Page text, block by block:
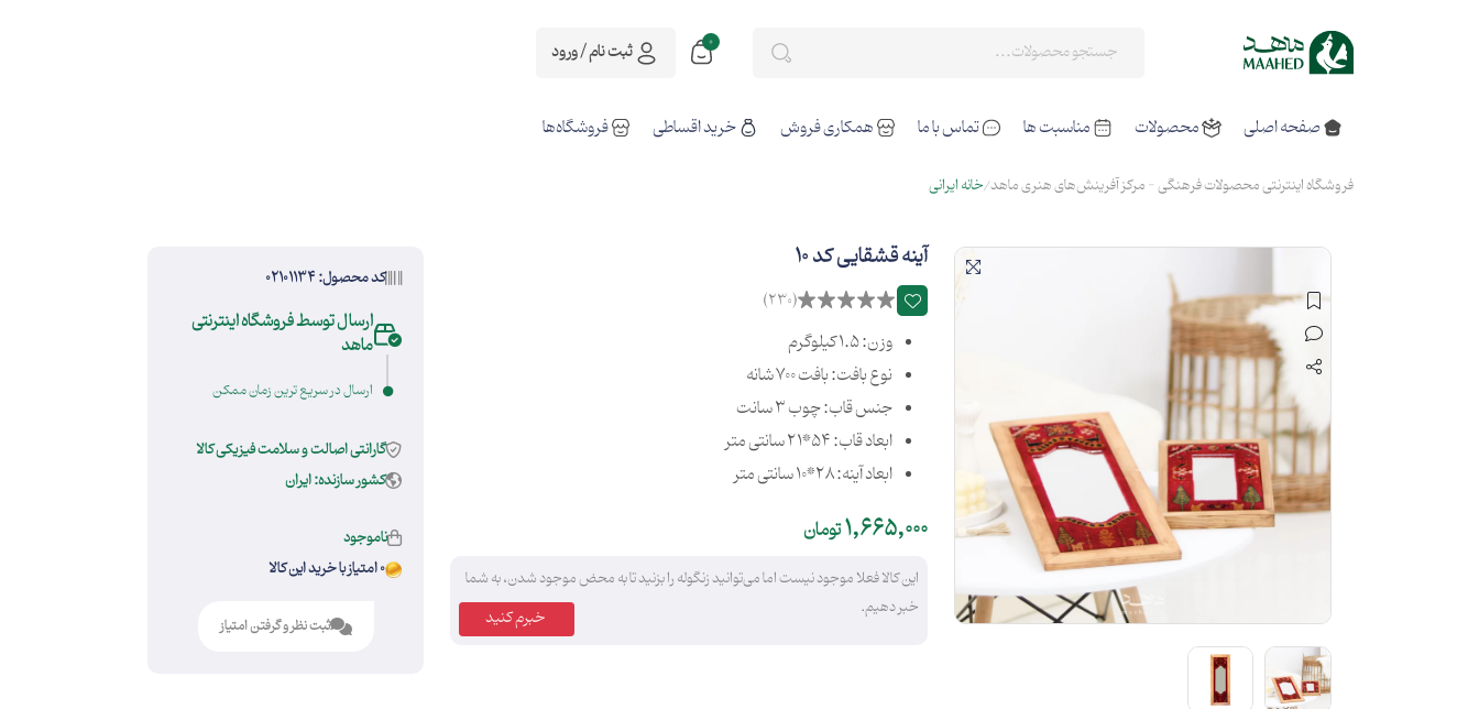
0 ثبت نام / ورود
صفحه اصلی محصولات مناسبت ها تماس با ما همکاری فروش خرید اقساطی فروشگاه‌ها
فروشگاه اینترنتی محصولات فرهنگی - مرکز آفرینش‌های هنری ماهد خانه ایرانی
آینه قشقایی کد 10
(230)
وزن: 1.5 کیلوگرم
نوع بافت: بافت 700 شانه
جنس قاب: چوب 3 سانت
ابعاد قاب: 54*21 سانتی متر
ابعاد آینه: 28*10 سانتی متر
1,665,000تومان
این کالا فعلا موجود نیست اما می‌توانید زنگوله را بزنید تا به محض موجود شدن، به شما
خبر دهیم.
کد محصول: 02101134
ارسال توسط فروشگاه اینترنتی
ماهد
ارسال در سریع ترین زمان ممکن
گارانتی اصالت و سلامت فیزیکی کالا
کشور سازنده: ایران
ناموجود
0 امتیاز با خرید این کالا
ثبت نظر و گرفتن امتیاز